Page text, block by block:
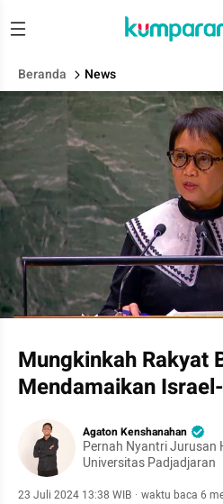
Beranda News
Mungkinkah Rakyat
Mendamaikan
Agaton Kenshanahan
Pernah Nyantri Jurusan
Universitas Padjadjaran
23 Juli 2024 13:38 WIB · waktu baca 6